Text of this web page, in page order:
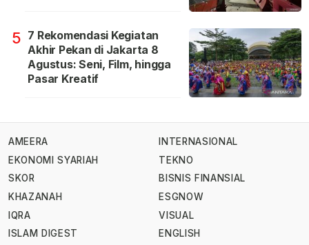
5 7 Rekomendasi Kegiatan
Akhir Pekan di Jakarta 8
Agustus: Seni, Film, hingga
Pasar Kreatif
AMEERA
EKONOMI SYARIAH
SKOR
KHAZANAH
IQRA
ISLAM DIGEST
INTERNASIONAL
TEKNO
BISNIS FINANSIAL
ESGNOW
VISUAL
ENGLISH